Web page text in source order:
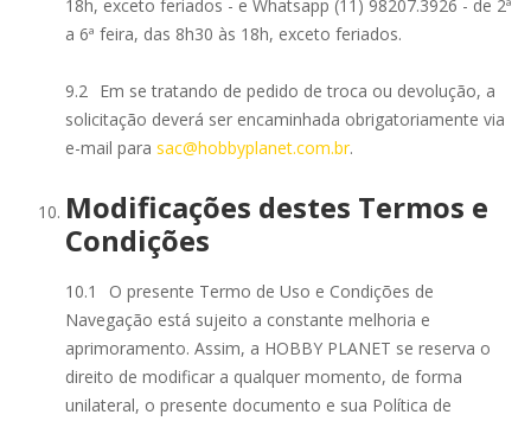
18h, exceto feriados - e Whatsapp (11) 98207.3926 - de 2ª
a 6ª feira, das 8h30 às 18h, exceto feriados.
9.2 Em se tratando de pedido de troca ou devolução, a
solicitação deverá ser encaminhada obrigatoriamente via
e-mail para sac@hobbyplanet.com.br.
Modificações destes Termos e
Condições
10.1
O presente Termo de Uso e Condições de
Navegação está sujeito a constante melhoria e
aprimoramento. Assim, a HOBBY PLANET se reserva o
direito de modificar a qualquer momento, de forma
unilateral, o presente documento e sua Política de